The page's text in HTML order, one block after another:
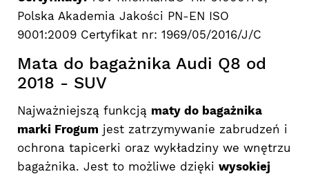
Polska Akademia Jakości PN-EN ISO
9001:2009 Certyfikat nr: 1969/05/2016/J/C
Mata do bagażnika Audi Q8 od
2018 - SUV
Najważniejszą funkcją maty do bagażnika
marki Frogum jest zatrzymywanie zabrudzeń i
ochrona tapicerki oraz wykładziny we wnętrzu
bagażnika. Jest to możliwe dzięki wysokiej